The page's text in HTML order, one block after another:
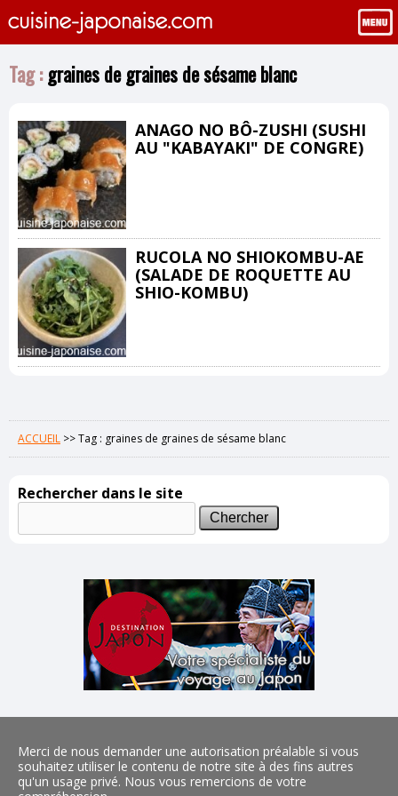
Tag :graines de graines de sésame blanc
ANAGO NO BÔ-ZUSHI (SUSHI
AU "KABAYAKI" DE CONGRE)
RUCOLA NO SHIOKOMBU-AE
(SALADE DE ROQUETTE AU
SHIO-KOMBU)
ACCUEIL >>Tag : graines de graines de sésame blanc
Rechercher dans le site
Merci de nous demander une autorisation préalable si vous
souhaitez utiliser le contenu de notre site à des fins autres
qu'un usage privé. Nous vous remercions de votre